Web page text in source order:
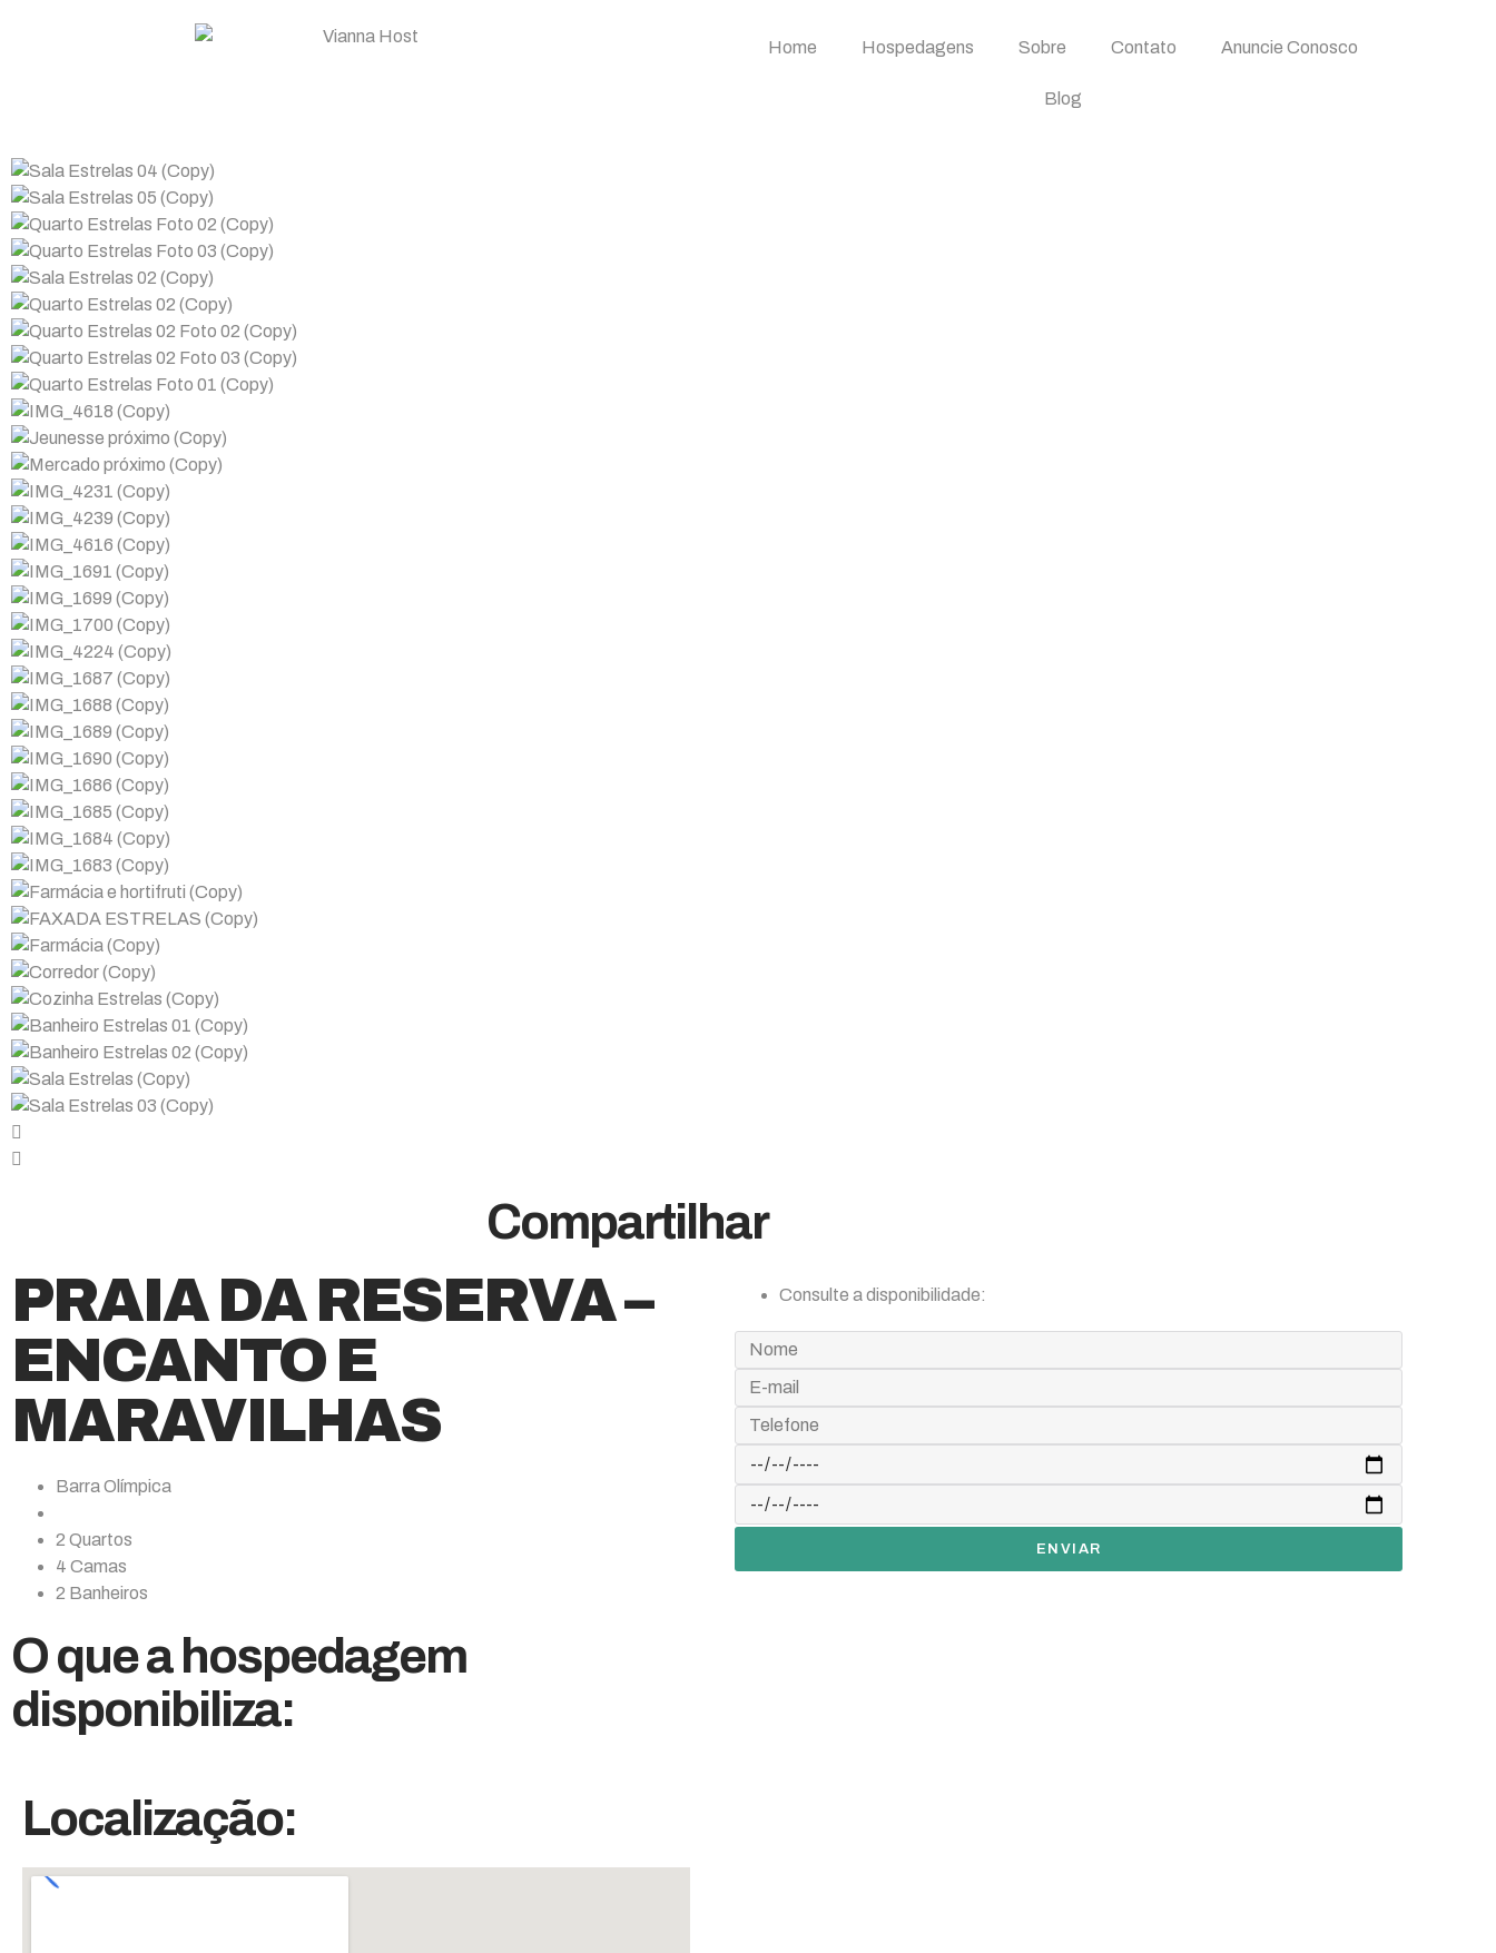
Home Hospedagens Sobre Contato Anuncie Conosco
Blog
Compartilhar
PRAIA DA RESERVA –
ENCANTO E
MARAVILHAS
Barra Olímpica
2 Quartos
4 Camas
2 Banheiros
O que a hospedagem
disponibiliza:
Localização:
Consulte a disponibilidade:
ENVIAR